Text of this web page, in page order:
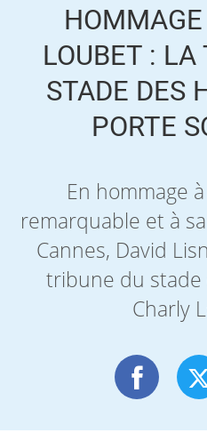
LOUBET : LA
STADE DES
PORTE
En hommage
remarquable et à
Cannes, David
tribune du
Charly